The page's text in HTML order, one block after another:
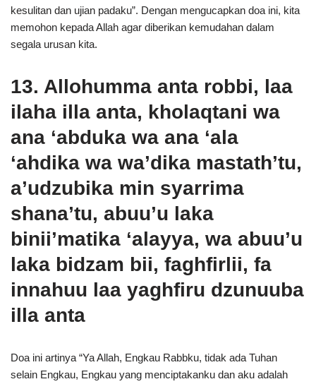
kesulitan dan ujian padaku”. Dengan mengucapkan doa ini, kita
memohon kepada Allah agar diberikan kemudahan dalam
segala urusan kita.
13. Allohumma anta robbi, laa
ilaha illa anta, kholaqtani wa
ana ‘abduka wa ana ‘ala
‘ahdika wa wa’dika mastath’tu,
a’udzubika min syarrima
shana’tu, abuu’u laka
binii’matika ‘alayya, wa abuu’u
laka bidzam bii, faghfirlii, fa
innahuu laa yaghfiru dzunuuba
illa anta
Doa ini artinya “Ya Allah, Engkau Rabbku, tidak ada Tuhan
selain Engkau, Engkau yang menciptakanku dan aku adalah